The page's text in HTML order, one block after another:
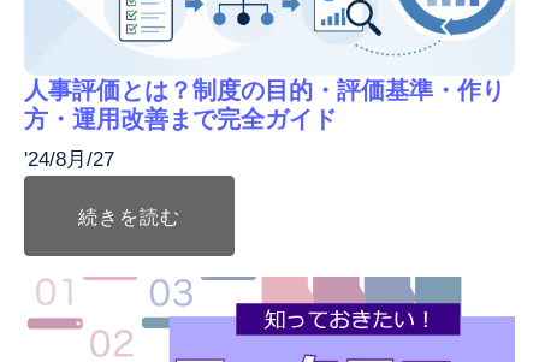
人事評価とは？制度の目的・評価基準・作り
方・運用改善まで完全ガイド
'24/8月/27
続きを読む